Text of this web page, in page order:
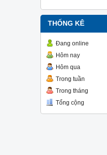
THỐNG KÊ
Đang online
Hôm nay
Hôm qua
Trong tuần
Trong tháng
Tổng cộng